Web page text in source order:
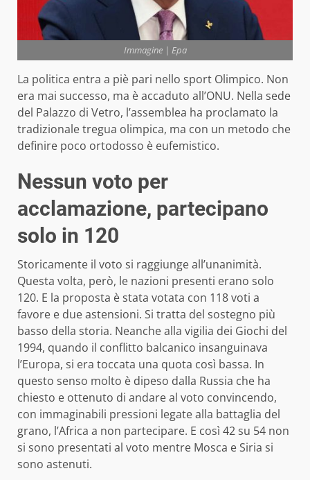
Immagine | Epa
La politica entra a piè pari nello sport Olimpico. Non
era mai successo, ma è accaduto all’ONU. Nella sede
del Palazzo di Vetro, l’assemblea ha proclamato la
tradizionale tregua olimpica, ma con un metodo che
definire poco ortodosso è eufemistico.
Nessun voto per
acclamazione, partecipano
solo in 120
Storicamente il voto si raggiunge all’unanimità.
Questa volta, però, le nazioni presenti erano solo
120. E la proposta è stata votata con 118 voti a
favore e due astensioni. Si tratta del sostegno più
basso della storia. Neanche alla vigilia dei Giochi del
1994, quando il conflitto balcanico insanguinava
l’Europa, si era toccata una quota così bassa. In
questo senso molto è dipeso dalla Russia che ha
chiesto e ottenuto di andare al voto convincendo,
con immaginabili pressioni legate alla battaglia del
grano, l’Africa a non partecipare. E così 42 su 54 non
si sono presentati al voto mentre Mosca e Siria si
sono astenuti.